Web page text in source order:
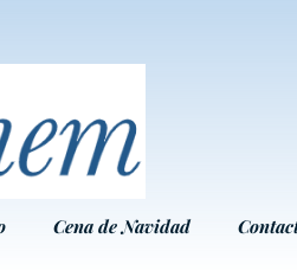
Cena de Navidad